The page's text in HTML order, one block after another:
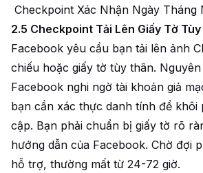
Checkpoint Xác Nhận Ngày Tháng
2.5 Checkpoint Tải Lên Giấy Tờ
Facebook yêu cầu bạn tải lên ảnh
chiếu hoặc giấy tờ tùy thân.
Facebook nghi ngờ tài khoản giả
bạn cần xác thực danh tính để khôi
cập. Bạn phải chuẩn bị giấy tờ rõ
hướng dẫn của Facebook. Chờ đợi
hỗ trợ, thường mất từ 24-72 giờ.